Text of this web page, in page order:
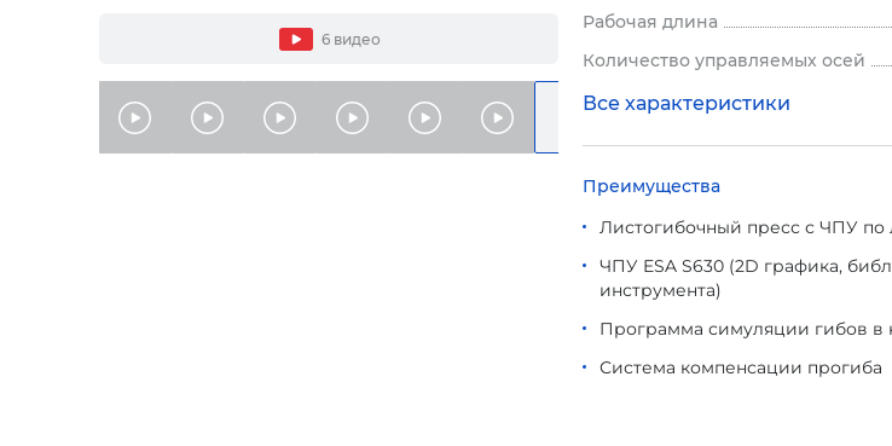
6 видео
Рабочая длина
Количество управляемых осей
Все характеристики
Преимущества
Листогибочный пресс с ЧПУ по
ЧПУ ESA S630 (2D графика,
инструмента)
Программа симуляции гибов в
Система компенсации прогиба